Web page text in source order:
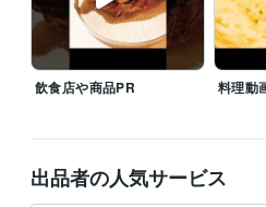
スを整える 90%ストレス軽減法 会社
の黄金律 毎日が楽になる！ 管理栄養
ンママ　離乳食づくりをラクにする！
身　小松菜×油揚げで骨活ふりかけ
資格・検定
管理栄養士 取得年 : 2015年
飲食店や商品PR 料理動
出品者の人気サービス